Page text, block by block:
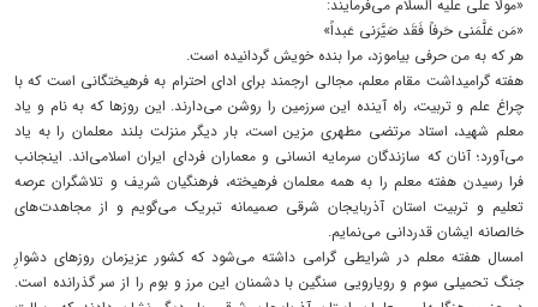
«مولا علی علیه السلام می‌فرمایند:
«مَن عَلَّمَنی حَرفاً فَقَد صَیَّرَنی عَبداً»
هر که به من حرفی بیاموزد، مرا بنده خویش گردانیده است.
هفته گرامیداشت مقام معلم، مجالی ارجمند برای ادای احترام به فرهیختگانی است که با
چراغ علم و تربیت، راه آینده این سرزمین را روشن می‌دارند. این روزها که به نام و یاد
معلم شهید، استاد مرتضی مطهری مزین است، بار دیگر منزلت بلند معلمان را به یاد
می‌آورد؛ آنان که سازندگان سرمایه انسانی و معماران فردای ایران اسلامی‌اند. اینجانب
فرا رسیدن هفته معلم را به همه معلمان فرهیخته، فرهنگیان شریف و تلاشگران عرصه
تعلیم و تربیت استان آذربایجان شرقی صمیمانه تبریک می‌گویم و از مجاهدت‌های
خالصانه ایشان قدردانی می‌نمایم.
امسال هفته معلم در شرایطی گرامی داشته می‌شود که کشور عزیزمان روزهای دشوارِ
جنگ تحمیلی سوم و رویارویی سنگین با دشمنان این مرز و بوم را از سر گذرانده است.